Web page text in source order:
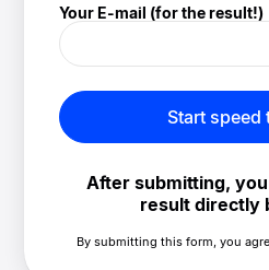
Your E-mail (for the result!)
Start speed
After submitting,
result directly
By submitting this form, you